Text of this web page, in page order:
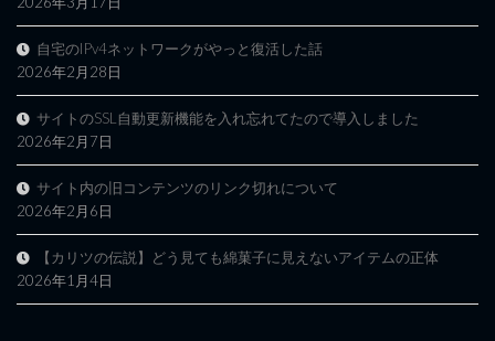
自宅のIPv4ネットワークがやっと復活した話
2026年2月28日
サイトのSSL自動更新機能を入れ忘れてたので導入しました
2026年2月7日
サイト内の旧コンテンツのリンク切れについて
2026年2月6日
【カリツの伝説】どう見ても綿菓子に見えないアイテムの正体
2026年1月4日